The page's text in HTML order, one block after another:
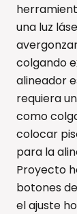
una luz
colgando
alineador
requiera
como
colocar
para la
Proyecto
botones
el ajuste